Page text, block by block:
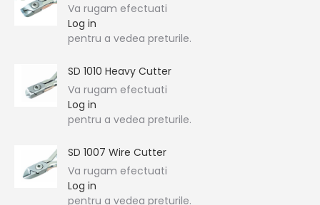
Va rugam efectuati
Log in
pentru a vedea preturile.
SD 1010 Heavy Cutter
Va rugam efectuati
Log in
pentru a vedea preturile.
SD 1007 Wire Cutter
Va rugam efectuati
Log in
pentru a vedea preturile.